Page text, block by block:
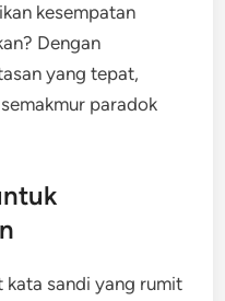
kesempatan
Dengan
yang tepat,
paradok
kata sandi yang rumit